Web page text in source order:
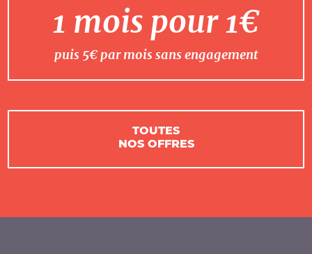
1 mois pour 1€
puis 5€ par mois sans engagement
TOUTES
NOS OFFRES